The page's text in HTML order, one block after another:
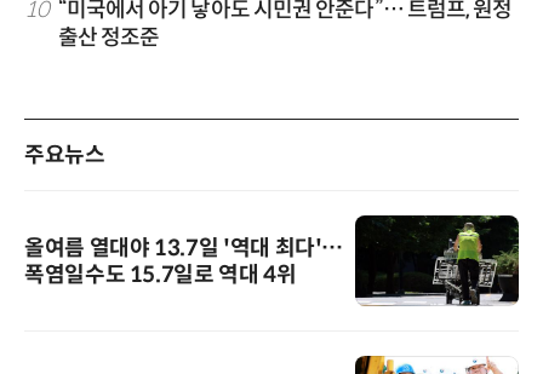
10 “미국에서 아기 낳아도 시민권 안준다”… 트럼프, 원정
출산 정조준
주요뉴스
올여름 열대야 13.7일 '역대 최다'…
폭염일수도 15.7일로 역대 4위